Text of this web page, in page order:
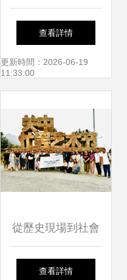
時代文明實踐走進
岑李家村
查看詳情
更新時間：2026-06-19
11:33:00
從歷史現場到社會
現場 關中忙罷藝術
查看詳情